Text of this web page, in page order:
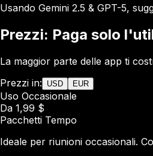
Usando Gemini 2.5 & GPT-5,
Prezzi: Paga solo
La maggior parte delle app ti
Prezzi in:
USD EUR
Uso Occasionale
Da 1,99 $
Pacchetti Tempo
Ideale per riunioni occasionali.